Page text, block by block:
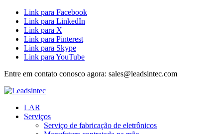
Link para Facebook
Link para LinkedIn
Link para X
Link para Pinterest
Link para Skype
Link para YouTube
Entre em contato conosco agora: sales@leadsintec.com
LAR
Serviços
Serviço de fabricação de eletrônicos